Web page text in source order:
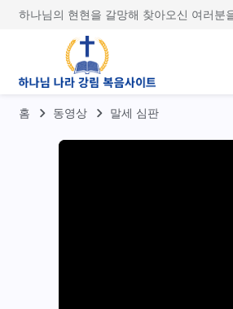
하나님의 현현을 갈망해 찾아오신 여러분
홈 동영상 말세 심판